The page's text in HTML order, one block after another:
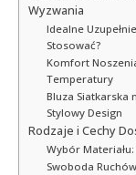
Wyzwania
Idealne
Stosować?
Komfort
Temperatury
Bluza Siatkarska
Stylowy Design
Rodzaje i Cechy
Wybór
Swoboda